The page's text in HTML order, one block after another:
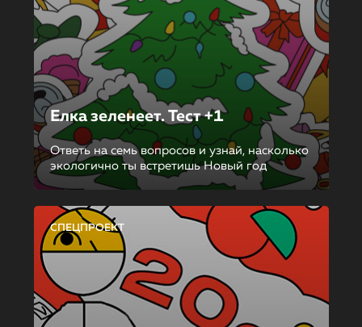
Елка зеленеет. Тест +1
Ответь на семь вопросов и узнай, насколько
экологично ты встретишь Новый год
СПЕЦПРОЕКТ